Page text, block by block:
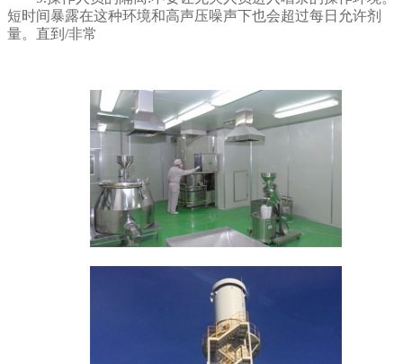
短时间暴露在这种环境和高声压噪声下也会超过每日允许剂
量。直到/非常